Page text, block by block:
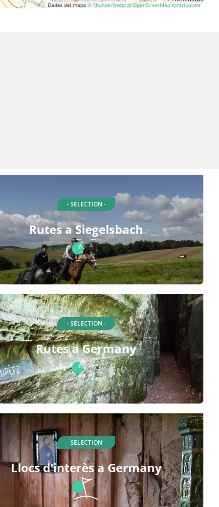
Dades del mapa © Thunderforest © OpenStreetMap contributors
- SELECTION -
Rutes a Siegelsbach
- SELECTION -
Rutes a Germany
- SELECTION -
Llocs d'interès a Germany